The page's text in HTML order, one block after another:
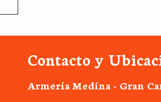
Contacto y
Armería Medina - Gran